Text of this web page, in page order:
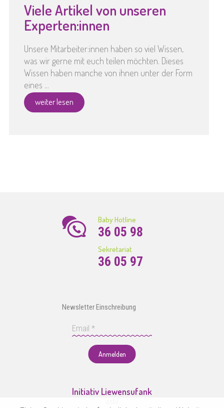
Viele Artikel von unseren
Experten:innen
Unsere Mitarbeiter:innen haben so viel Wissen,
was wir gerne mit euch teilen möchten. Dieses
Wissen haben manche von ihnen unter der Form
eines ...
weiter lesen
Baby Hotline
36 05 98
Sekretariat
36 05 97
Newsletter Einschreibung
Anmelden
Initiativ Liewensufank